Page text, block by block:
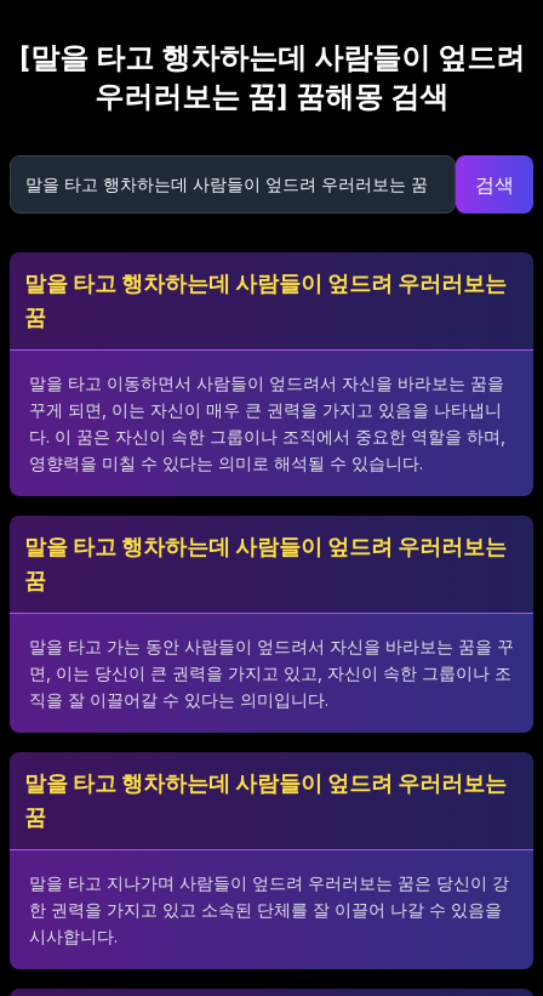
[말을 타고 행차하는데 사람들이 엎드려
우러러보는 꿈] 꿈해몽 검색
검색
말을 타고 행차하는데 사람들이 엎드려 우러러보는
꿈
말을 타고 이동하면서 사람들이 엎드려서 자신을 바라보는 꿈을
꾸게 되면, 이는 자신이 매우 큰 권력을 가지고 있음을 나타냅니
다. 이 꿈은 자신이 속한 그룹이나 조직에서 중요한 역할을 하며,
영향력을 미칠 수 있다는 의미로 해석될 수 있습니다.
말을 타고 행차하는데 사람들이 엎드려 우러러보는
꿈
말을 타고 가는 동안 사람들이 엎드려서 자신을 바라보는 꿈을 꾸
면, 이는 당신이 큰 권력을 가지고 있고, 자신이 속한 그룹이나 조
직을 잘 이끌어갈 수 있다는 의미입니다.
말을 타고 행차하는데 사람들이 엎드려 우러러보는
꿈
말을 타고 지나가며 사람들이 엎드려 우러러보는 꿈은 당신이 강
한 권력을 가지고 있고 소속된 단체를 잘 이끌어 나갈 수 있음을
시사합니다.